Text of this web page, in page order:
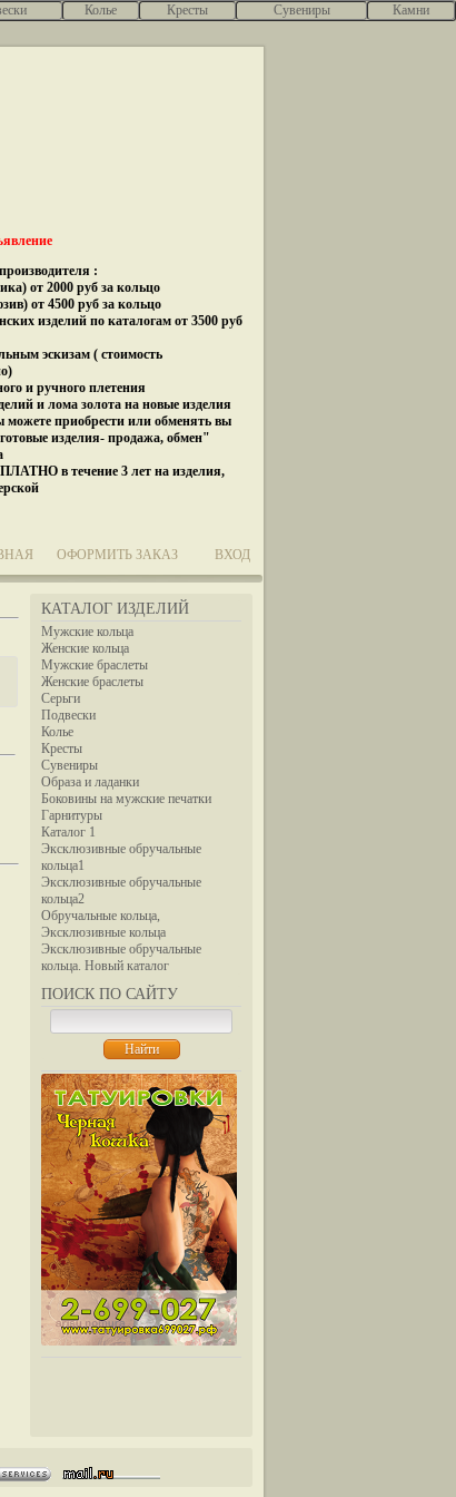
Колье Кресты Сувениры Камни
:
от 2000 руб за кольцо
от 4500 руб за кольцо
изделий по каталогам от 3500 руб
эскизам ( стоимость
и ручного плетения
и лома золота на новые изделия
можете приобрести или обменять вы
изделия- продажа, обмен"
в течение 3 лет на изделия,
ОФОРМИТЬ ЗАКАЗ ВХОД
КАТАЛОГ ИЗДЕЛИЙ
Мужские кольца
Женские кольца
Мужские браслеты
Женские браслеты
Серьги
Подвески
Колье
Кресты
Сувениры
Образа и ладанки
Боковины на мужские печатки
Гарнитуры
Каталог 1
Эксклюзивные обручальные
кольца1
Эксклюзивные обручальные
кольца2
Обручальные кольца,
Эксклюзивные кольца
Эксклюзивные обручальные
кольца. Новый каталог
ПОИСК ПО САЙТУ